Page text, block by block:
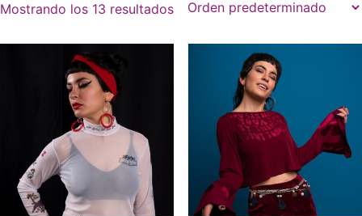
Mostrando los 13 resultados